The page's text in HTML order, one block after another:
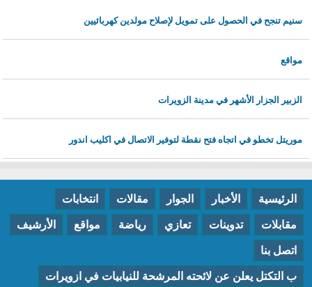
سنيم تنجح في الحصول على تمويل لإصلاح مولدين كهربائيين
مواقع
الزبير الجزار الأشهر في مدينة الزويرات
موريتل تخطو في اتجاه فتح نقطة لتوفير الاتصال في اكليب اندور
الرئيسية الأخبار الجوار مقالات انتخابات
مقابلات تدوينات تعازي رياضة مواقع الأرشيف
اتصل بنا
ب التكتل يعلن عن لائحته المرشحة للنيابيات في ازويرات